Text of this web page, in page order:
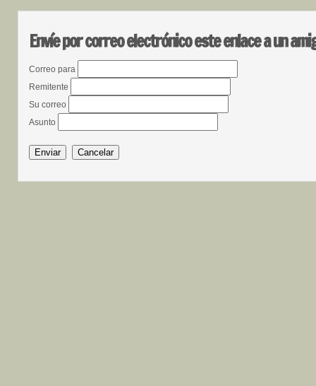
Envíe por correo electrónico este enlace a un
Correo para
Remitente
Su correo
Asunto
Enviar Cancelar